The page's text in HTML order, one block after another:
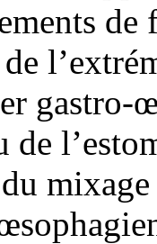
de
gastro-
de